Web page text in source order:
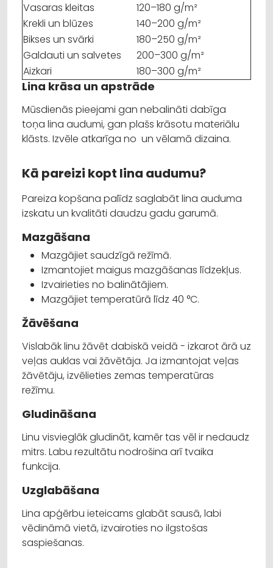
Vasaras kleitas
120–180 g/m²
Krekli un blūzes
140–200 g/m²
Bikses un svārki
180–250 g/m²
Galdauti un salvetes
200–300 g/m²
Aizkari
180–300 g/m²
Lina krāsa un apstrāde
Mūsdienās pieejami gan nebalināti dabīga
toņa lina audumi, gan plašs krāsotu materiālu
klāsts. Izvēle atkarīga no un vēlamā dizaina.
Kā pareizi kopt lina audumu?
Pareiza kopšana palīdz saglabāt lina auduma
izskatu un kvalitāti daudzu gadu garumā.
Mazgāšana
Mazgājiet saudzīgā režīmā.
Izmantojiet maigus mazgāšanas līdzekļus.
Izvairieties no balinātājiem.
Mazgājiet temperatūrā līdz 40 °C.
Žāvēšana
Vislabāk linu žāvēt dabiskā veidā - izkarot ārā uz
veļas auklas vai žāvētāja. Ja izmantojat veļas
žāvētāju, izvēlieties zemas temperatūras
režīmu.
Gludināšana
Linu visvieglāk gludināt, kamēr tas vēl ir nedaudz
mitrs. Labu rezultātu nodrošina arī tvaika
funkcija.
Uzglabāšana
Lina apģērbu ieteicams glabāt sausā, labi
vēdināmā vietā, izvairoties no ilgstošas
saspiešanas.